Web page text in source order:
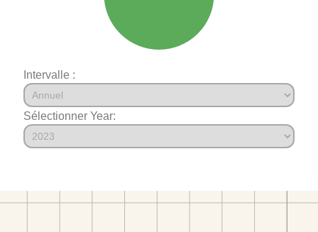
Intervalle :
Sélectionner Year: